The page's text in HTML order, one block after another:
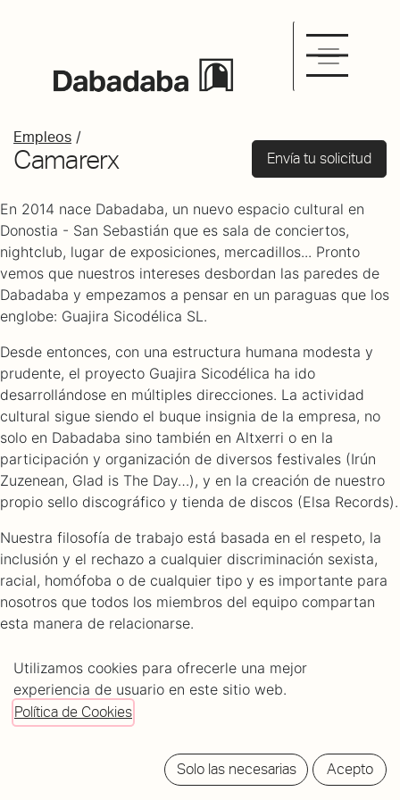
Envía tu solicitud
Empleos /
Camarerx
En 2014 nace Dabadaba, un nuevo espacio cultural en
Donostia - San Sebastián que es sala de conciertos,
nightclub, lugar de exposiciones, mercadillos... Pronto
vemos que nuestros intereses desbordan las paredes de
Dabadaba y empezamos a pensar en un paraguas que los
englobe: Guajira Sicodélica SL.
Desde entonces, con una estructura humana modesta y
prudente, el proyecto Guajira Sicodélica ha ido
desarrollándose en múltiples direcciones. La actividad
cultural sigue siendo el buque insignia de la empresa, no
solo en Dabadaba sino también en Altxerri o en la
participación y organización de diversos festivales (Irún
Zuzenean, Glad is The Day…), y en la creación de nuestro
propio sello discográfico y tienda de discos (Elsa Records).
Nuestra filosofía de trabajo está basada en el respeto, la
inclusión y el rechazo a cualquier discriminación sexista,
racial, homófoba o de cualquier tipo y es importante para
nosotros que todos los miembros del equipo compartan
esta manera de relacionarse.
Si te identificas con estos valores y cumples con los
requisitos para el puesto, rellena el formulario y
contactaremos contigo lo antes posible.
Utilizamos cookies para ofrecerle una mejor
experiencia de usuario en este sitio web.
Política de Cookies
Solo las necesarias Acepto